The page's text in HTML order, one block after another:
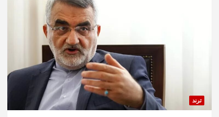
ترند